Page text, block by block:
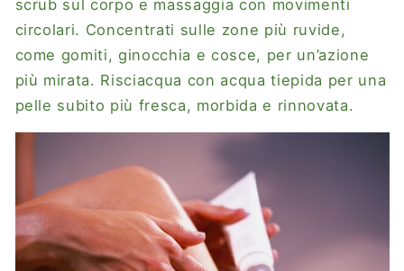
scrub sul corpo e massaggia con movimenti
circolari. Concentrati sulle zone più ruvide,
come gomiti, ginocchia e cosce, per un’azione
più mirata. Risciacqua con acqua tiepida per una
pelle subito più fresca, morbida e rinnovata.